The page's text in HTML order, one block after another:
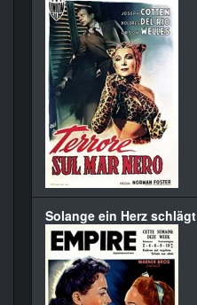
Solange ein Herz schlägt